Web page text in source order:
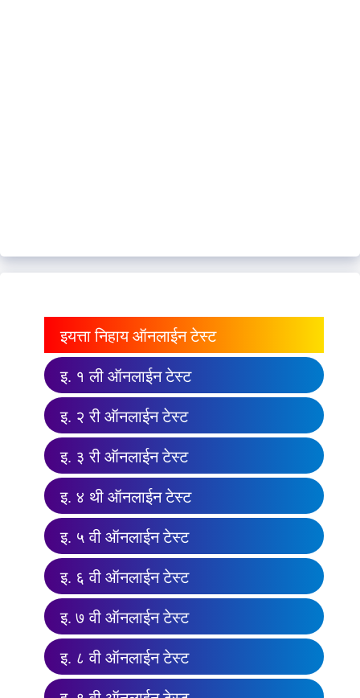
इयत्ता निहाय ऑनलाईन टेस्ट
इ. १ ली ऑनलाईन टेस्ट
इ. २ री ऑनलाईन टेस्ट
इ. ३ री ऑनलाईन टेस्ट
इ. ४ थी ऑनलाईन टेस्ट
इ. ५ वी ऑनलाईन टेस्ट
इ. ६ वी ऑनलाईन टेस्ट
इ. ७ वी ऑनलाईन टेस्ट
इ. ८ वी ऑनलाईन टेस्ट